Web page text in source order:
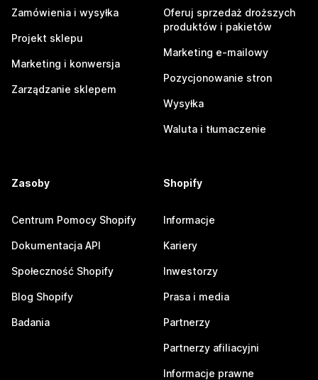
Zamówienia i wysyłka
Projekt sklepu
Marketing i konwersja
Zarządzanie sklepem
Oferuj sprzedaż droższych
produktów i pakietów
Marketing e-mailowy
Pozycjonowanie stron
Wysyłka
Waluta i tłumaczenie
Zasoby
Centrum Pomocy Shopify
Dokumentacja API
Społeczność Shopify
Blog Shopify
Badania
Shopify
Informacje
Kariery
Inwestorzy
Prasa i media
Partnerzy
Partnerzy afiliacyjni
Informacje prawne